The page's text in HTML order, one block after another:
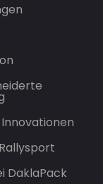
DaklaPack